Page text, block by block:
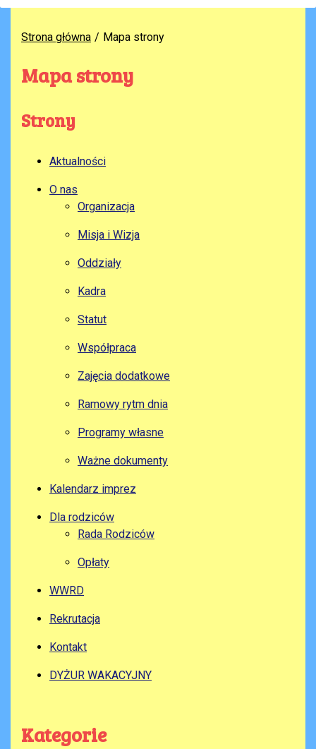
Strona główna Mapa strony
Mapa strony
Strony
Aktualności
O nas
Organizacja
Misja i Wizja
Oddziały
Kadra
Statut
Współpraca
Zajęcia dodatkowe
Ramowy rytm dnia
Programy własne
Ważne dokumenty
Kalendarz imprez
Dla rodziców
Rada Rodziców
Opłaty
WWRD
Rekrutacja
Kontakt
DYŻUR WAKACYJNY
Kategorie